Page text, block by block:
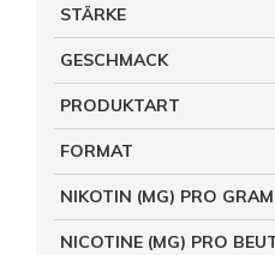
STÄRKE
GESCHMACK
PRODUKTART
FORMAT
NIKOTIN (MG) PRO
NICOTINE (MG) PRO